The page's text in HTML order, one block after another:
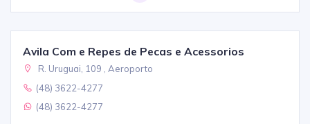
Avila Com e Repes de Pecas e Acessorios
R. Uruguai, 109 , Aeroporto
(48) 3622-4277
(48) 3622-4277